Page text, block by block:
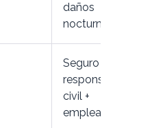
daños
nocturnos
Seguro de
responsabilidad
civil +
empleados